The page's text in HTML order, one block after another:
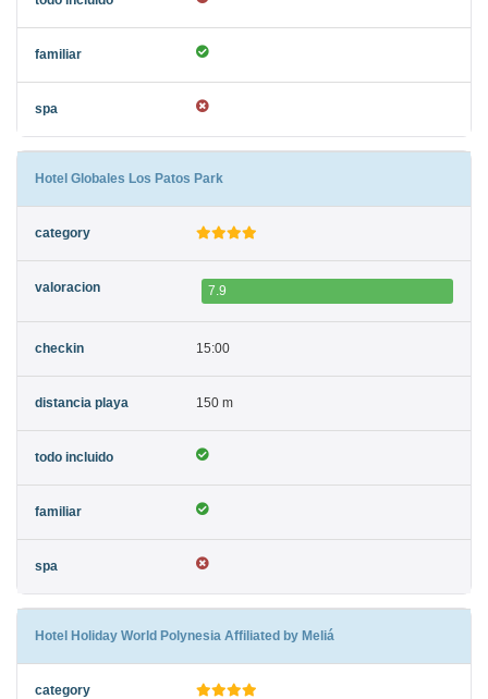
Hotel Globales Los Patos Park
7.9
15:00
150 m
Hotel Holiday World Polynesia Affiliated by Meliá